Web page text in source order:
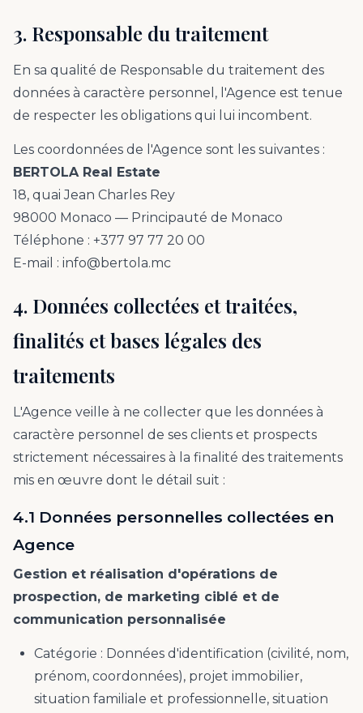
3. Responsable du traitement
En sa qualité de Responsable du traitement des
données à caractère personnel, l'Agence est tenue
de respecter les obligations qui lui incombent.
Les coordonnées de l'Agence sont les suivantes :
BERTOLA Real Estate
18, quai Jean Charles Rey
98000 Monaco — Principauté de Monaco
Téléphone : +377 97 77 20 00
E-mail : info@bertola.mc
4. Données collectées et traitées,
finalités et bases légales des
traitements
L'Agence veille à ne collecter que les données à
caractère personnel de ses clients et prospects
strictement nécessaires à la finalité des traitements
mis en œuvre dont le détail suit :
4.1 Données personnelles collectées en
Agence
Gestion et réalisation d'opérations de
prospection, de marketing ciblé et de
communication personnalisée
Catégorie : Données d'identification (civilité, nom,
prénom, coordonnées), projet immobilier,
situation familiale et professionnelle, situation